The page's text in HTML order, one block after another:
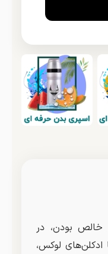
خالص بودن، در
ادکلن‌های لوکس،